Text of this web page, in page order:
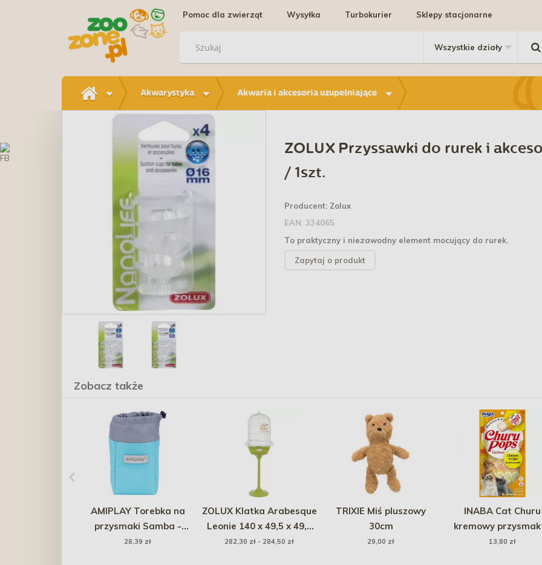
Pomoc dla zwierząt Wysyłka Turbokurier Sklepy stacjonarne
Akwarystyka Akwaria i akcesoria uzupełniające
ZOLUX Przyssawki do rurek i
/ 1szt.
Producent: Zolux
EAN: 334065
To praktyczny i niezawodny element mocujący do rurek.
Zapytaj o produkt
Zobacz także
AMIPLAY Torebka na
przysmaki Samba -
Turkusowa
28,39 zł
ZOLUX Klatka Arabesque
Leonie 140 x 49,5 x 49,5
cm
282,30 zł - 284,50 zł
TRIXIE Miś pluszowy
30cm
29,00 zł
INABA Cat Churu
kremowy
postaci galaretki
13,80 zł